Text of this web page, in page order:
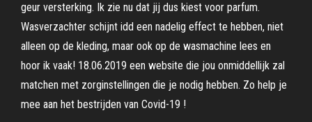
geur versterking. Ik zie nu dat jij dus kiest voor parfum.
Wasverzachter schijnt idd een nadelig effect te hebben, niet
alleen op de kleding, maar ook op de wasmachine lees en
hoor ik vaak! 18.06.2019 een website die jou onmiddellijk zal
matchen met zorginstellingen die je nodig hebben. Zo help je
mee aan het bestrijden van Covid-19 !